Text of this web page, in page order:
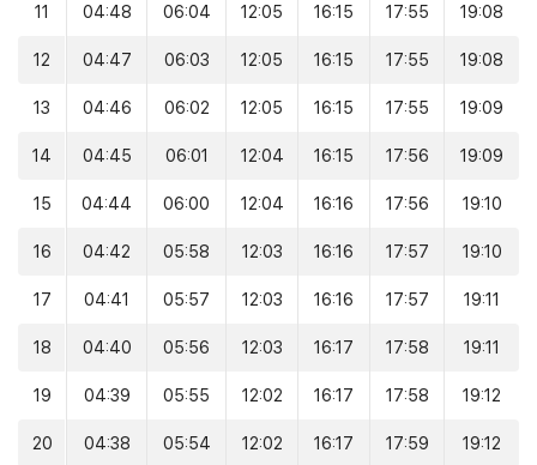
11 04:48 06:04 12:05 16:15 17:55 19:08
12 04:47 06:03 12:05 16:15 17:55 19:08
13 04:46 06:02 12:05 16:15 17:55 19:09
14 04:45 06:01 12:04 16:15 17:56 19:09
15 04:44 06:00 12:04 16:16 17:56 19:10
16 04:42 05:58 12:03 16:16 17:57 19:10
17 04:41 05:57 12:03 16:16 17:57 19:11
18 04:40 05:56 12:03 16:17 17:58 19:11
19 04:39 05:55 12:02 16:17 17:58 19:12
20 04:38 05:54 12:02 16:17 17:59 19:12